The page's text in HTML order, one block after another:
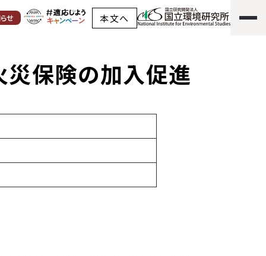
せ 本文へ
保険の加入促進
保険の加入促進